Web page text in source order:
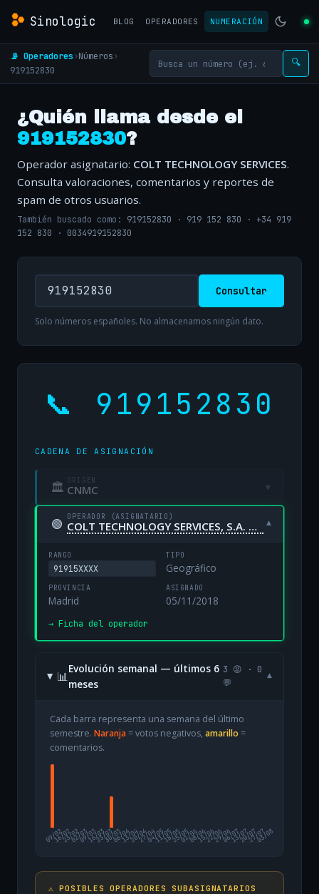
Sinologic BLOG OPERADORES NUMERACIÓN
📡 Operadores›Números›
919152830
🔍
¿Quién llama desde el
919152830?
Operador asignatario: COLT TECHNOLOGY SERVICES.
Consulta valoraciones, comentarios y reportes de
spam de otros usuarios.
También buscado como: 919152830 · 919 152 830 · +34 919
152 830 · 0034919152830
Consultar
Solo números españoles. No almacenamos ningún dato.
📞 919152830
CADENA DE ASIGNACIÓN
🏛 ORIGEN
CNMC ▾
🟢 OPERADOR (ASIGNATARIO)
COLT TECHNOLOGY SERVICES, S.A. UNIPERSONAL ▾
RANGO
91915XXXX
TIPO
Geográfico
PROVINCIA
Madrid
ASIGNADO
05/11/2018
→ Ficha del operador
📊
Evolución semanal — últimos 6
meses
3 😡 · 0
💬
▾
Cada barra representa una semana del último
semestre. Naranja= votos negativos, amarillo =
comentarios.
09/02
16/0223/0202/0309/0316/0323/0330/0306/0413/0420/0427/0404/0511/0518/0525/0501/0608/0615/0622/0629/0606/0713/0720/0727/07
03/08
⚠️ POSIBLES OPERADORES SUBASIGNATARIOS